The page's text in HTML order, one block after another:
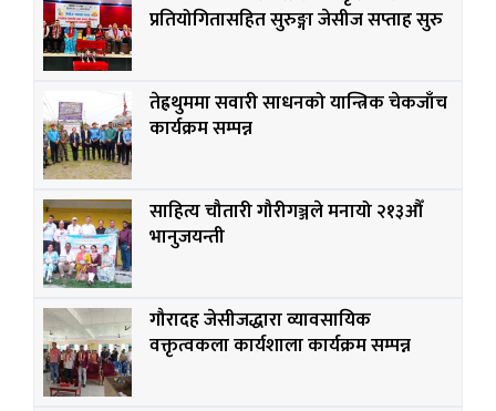
प्रतियोगितासहित सुरुङ्गा जेसीज सप्ताह सुरु
तेह्रथुममा सवारी साधनको यान्त्रिक चेकजाँच
कार्यक्रम सम्पन्न
साहित्य चौतारी गौरीगञ्जले मनायो २१३औँ
भानुजयन्ती
गौरादह जेसीजद्धारा व्यावसायिक
वक्तृत्वकला कार्यशाला कार्यक्रम सम्पन्न